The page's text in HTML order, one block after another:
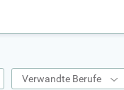
Verwandte Berufe